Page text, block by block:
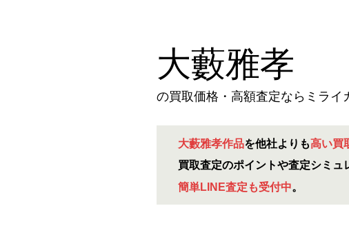
大藪雅孝
の買取価格・高額査定ならミライ
大藪雅孝作品を他社よりも高い買
買取査定のポイントや査定シミュ
簡単LINE査定も受付中。